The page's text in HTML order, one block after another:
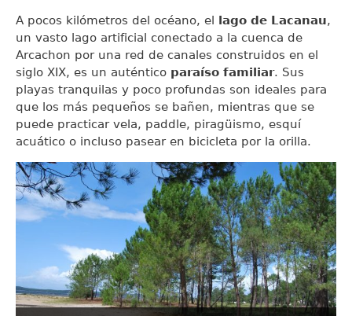
A pocos kilómetros del océano, el lago de Lacanau,
un vasto lago artificial conectado a la cuenca de
Arcachon por una red de canales construidos en el
siglo XIX, es un auténtico paraíso familiar. Sus
playas tranquilas y poco profundas son ideales para
que los más pequeños se bañen, mientras que se
puede practicar vela, paddle, piragüismo, esquí
acuático o incluso pasear en bicicleta por la orilla.